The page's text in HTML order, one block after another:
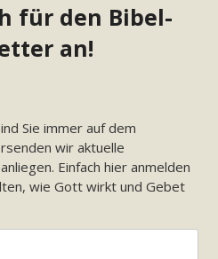
für den Bibel-
an!
Sie immer auf dem
wir aktuelle
Einfach hier anmelden
wie Gott wirkt und Gebet